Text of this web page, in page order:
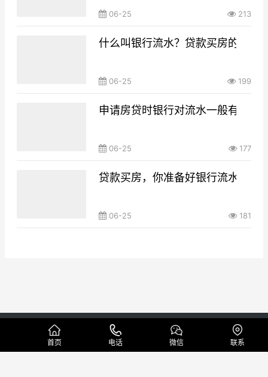
06-25 213
什么叫银行流水？贷款买房的银行
06-25 199
申请房贷时银行对流水一般有什么
06-25 177
贷款买房，你准备好银行流水了吗
06-25 181
Copyright © 本地代做工资流水制作公司 版权所有
首页
电话 微信 联系